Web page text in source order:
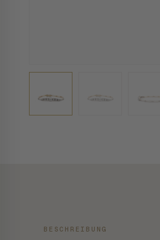
BESCHREIBUNG